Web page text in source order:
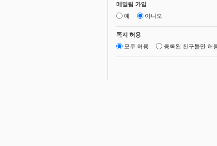
메일링 가입
예
아니오
쪽지 허용
모두 허용
등록된 친구들만 허